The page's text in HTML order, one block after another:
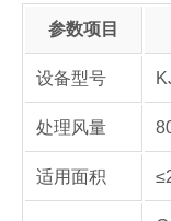
参数项目
设备型号
处理风量
适用面积